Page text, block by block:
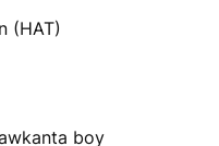
(HAT)
boy